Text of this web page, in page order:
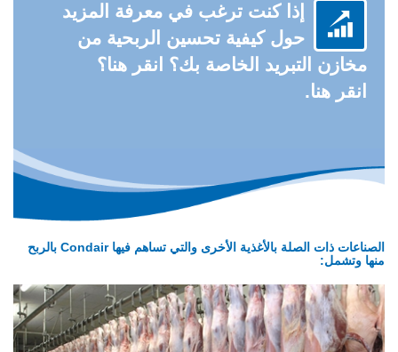
نق
ر
هنا
إذا كنت ترغب في معرفة المزيد
حول كيفية تحسين الربحية من
مخازن التبريد الخاصة بك؟ انقر هنا؟
انقر هنا.
الصناعات ذات الصلة بالأغذية الأخرى والتي تساهم فيها Condair بالربح
منها وتشمل: